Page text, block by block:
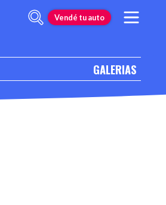
Vendé tu auto
GALERIAS